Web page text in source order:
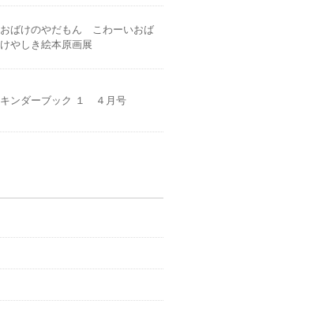
おばけのやだもん こわーいおば
けやしき絵本原画展
キンダーブック １ ４月号